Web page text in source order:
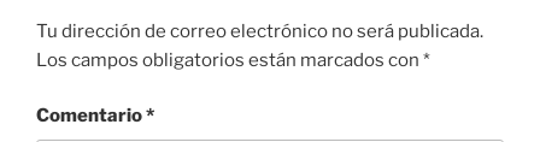
Tu dirección de correo electrónico no será publicada.
Los campos obligatorios están marcados con *
Comentario*